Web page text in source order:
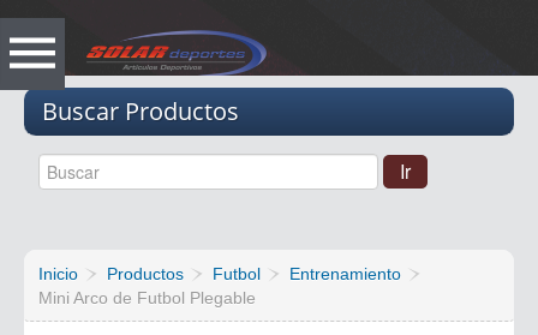
Buscar Productos
Inicio Productos Futbol
Entrenamiento
Mini Arco de Futbol Plegable